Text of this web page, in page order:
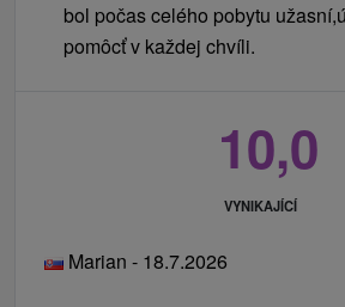
bol počas celého pobytu
pomôcť v každej chvíli.
10,0
VYNIKAJÍCÍ
Marian - 18.7.2026